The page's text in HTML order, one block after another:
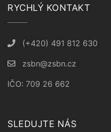
RYCHLÝ KONTAKT
(+420) 491 812 630
zsbn@zsbn.cz
IČO: 709 26 662
SLEDUJTE NÁS